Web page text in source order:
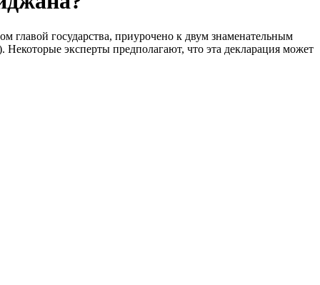
главой государства, приурочено к двум знаменательным
эксперты предполагают, что эта декларация может